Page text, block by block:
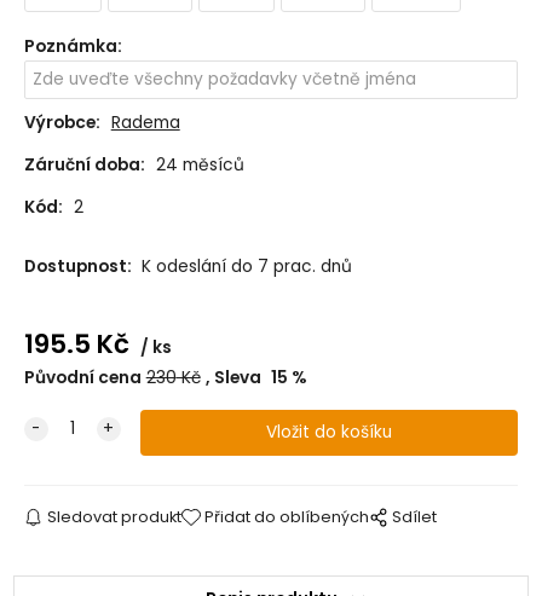
Poznámka:
Výrobce: Radema
Záruční doba: 24 měsíců
Kód: 2
Dostupnost: K odeslání do 7 prac. dnů
195.5 Kč
ks
Původní cena 230Kč Sleva 15 %
Sledovat produkt Přidat do oblíbených Sdílet